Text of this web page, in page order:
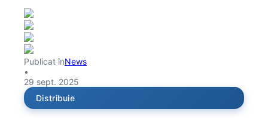
Publicat înNews
•
29 sept. 2025
Distribuie